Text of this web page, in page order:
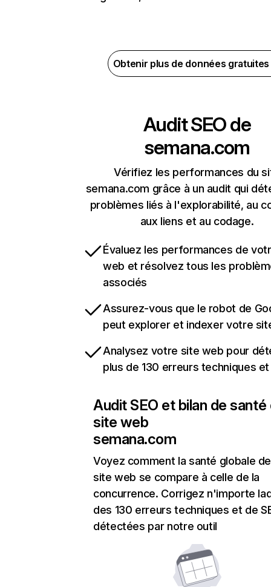
Obtenir plus de données
Audit SEO de
semana.com
Vérifiez les performances du
semana.com grâce à un audit qui
problèmes liés à l'explorabilité, au
aux liens et au codage.
Évaluez les performances de
web et résolvez tous les
associés
Assurez-vous que le robot de
peut explorer et indexer votre
Analysez votre site web pour
plus de 130 erreurs techniques et
Audit SEO et bilan de santé
site web
semana.com
Voyez comment la santé globale
site web se compare à celle de la
concurrence. Corrigez n'importe
des 130 erreurs techniques et de
détectées par notre outil